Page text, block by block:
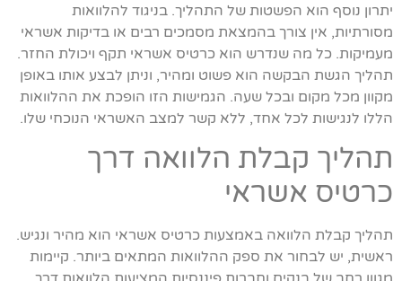
יתרון נוסף הוא הפשטות של התהליך. בניגוד להלוואות
מסורתיות, אין צורך בהמצאת מסמכים רבים או בדיקות אשראי
מעמיקות. כל מה שנדרש הוא כרטיס אשראי תקף ויכולת החזר.
תהליך הגשת הבקשה הוא פשוט ומהיר, וניתן לבצע אותו באופן
מקוון מכל מקום ובכל שעה. הגמישות הזו הופכת את ההלוואות
הללו לנגישות לכל אחד, ללא קשר למצב האשראי הנוכחי שלו.
תהליך קבלת הלוואה דרך
כרטיס אשראי
תהליך קבלת הלוואה באמצעות כרטיס אשראי הוא מהיר ונגיש.
ראשית, יש לבחור את ספק ההלוואות המתאים ביותר. קיימות